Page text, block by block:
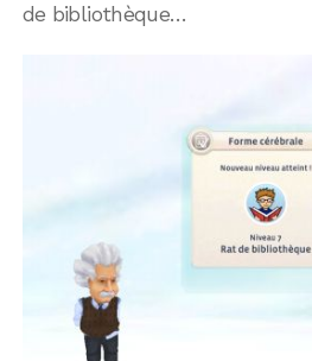
de bibliothèque…